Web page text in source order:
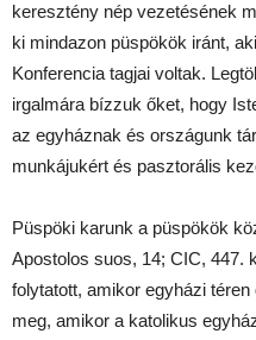
keresztény nép vezetésének
ki mindazon püspökök iránt,
Konferencia tagjai voltak.
irgalmára bízzuk őket, hogy
az egyháznak és országunk
munkájukért és pasztorális
Püspöki karunk a püspökök
Apostolos suos, 14; CIC, 447.
folytatott, amikor egyházi
meg, amikor a katolikus